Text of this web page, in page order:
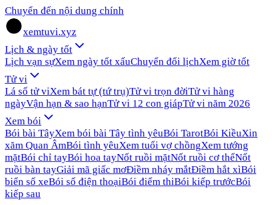
Chuyển đến nội dung chính
xemtuvi.xyz
Lịch & ngày tốt
Lịch vạn sựXem ngày tốt xấuChuyển đổi lịchXem giờ tốt
Tử vi
Lá số tử viXem bát tự (tứ trụ)Tử vi trọn đờiTử vi hàng
ngàyVận hạn & sao hạnTử vi 12 con giápTử vi năm 2026
Xem bói
Bói bài TâyXem bói bài Tây tình yêuBói TarotBói KiềuXin
xăm Quan ÂmBói tình yêuXem tuổi vợ chồngXem tướng
mặtBói chỉ tayBói hoa tayNốt ruồi mặtNốt ruồi cơ thểNốt
ruồi bàn tayGiải mã giấc mơĐiềm nháy mắtĐiềm hắt xìBói
biển số xeBói số điện thoạiBói điểm thiBói kiếp trướcBói
kiếp sau